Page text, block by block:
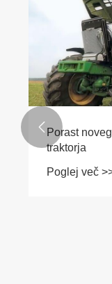
Porast
traktorja
Poglej več
